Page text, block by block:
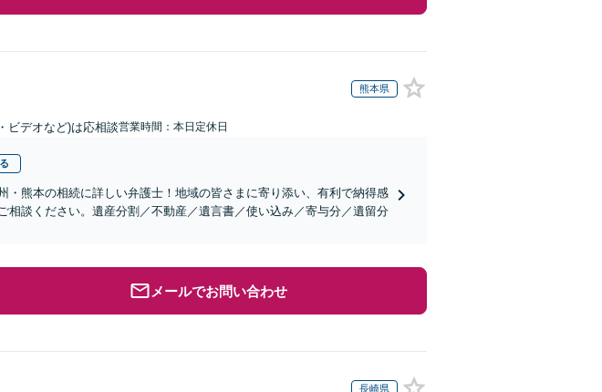
熊本県
ビデオなど)は応相談営業時間：本日定休日
・熊本の相続に詳しい弁護士！地域の皆さまに寄り添い、有利で納得感
相談ください。遺産分割／不動産／遺言書／使い込み／寄与分／遺留分
メールでお問い合わせ
長崎県